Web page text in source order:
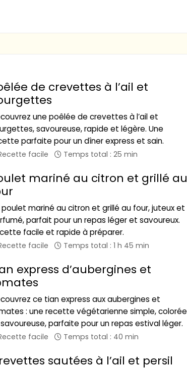
de crevettes à l’ail et
une poêlée de crevettes à l’ail et
savoureuse, rapide et légère. Une
parfaite pour un dîner express et sain.
facile Temps total : 25 min
mariné au citron et grillé au
poulet mariné au citron et grillé au four, juteux et
parfait pour un repas léger et savoureux.
facile et rapide à préparer.
facile Temps total : 1 h 45 min
express d’aubergines et
ce tian express aux aubergines et
: une recette végétarienne simple, colorée
parfaite pour un repas estival léger.
facile Temps total : 40 min
sautées à l’ail et persil